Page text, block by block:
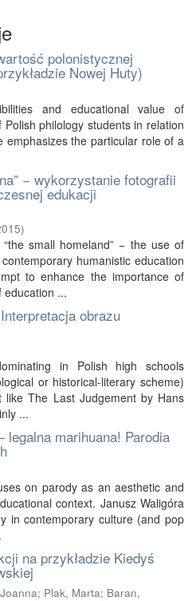
polonistycznej
Nowej Huty)
and educational value of
philology students in relation
emphasizes the particular role of a
− wykorzystanie fotografii
edukacji
)
small homeland” − the use of
humanistic education
to enhance the importance of
education ...
obrazu
in Polish high schools
or historical-literary scheme)
The Last Judgement by Hans
...
legalna marihuana! Parodia
on parody as an aesthetic and
context. Janusz Waligóra
in contemporary culture (and pop
na przykładzie Kiedyś
; Plak, Marta; Baran,